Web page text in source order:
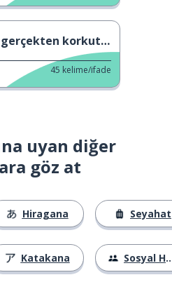
korkutucuydu.
45 kelime/ifade
uyan diğer
göz at
Hiragana
Katakana
Seyahat
Sosyal Hayat